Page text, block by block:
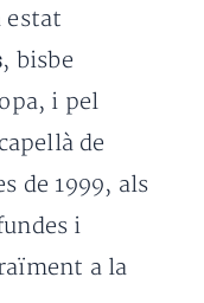
estat
, bisbe
i pel
de
de 1999, als
i
a la